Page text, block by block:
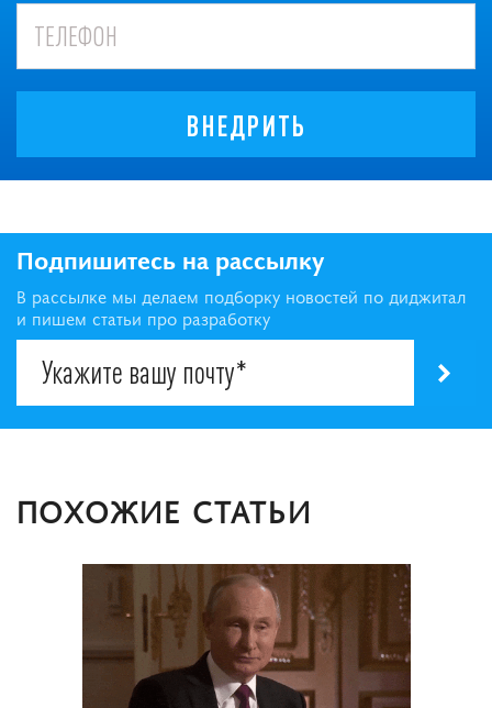
ВНЕДРИТЬ
Подпишитесь на рассылку
В рассылке мы делаем подборку новостей по диджитал
и пишем статьи про разработку
ПОХОЖИЕ СТАТЬИ